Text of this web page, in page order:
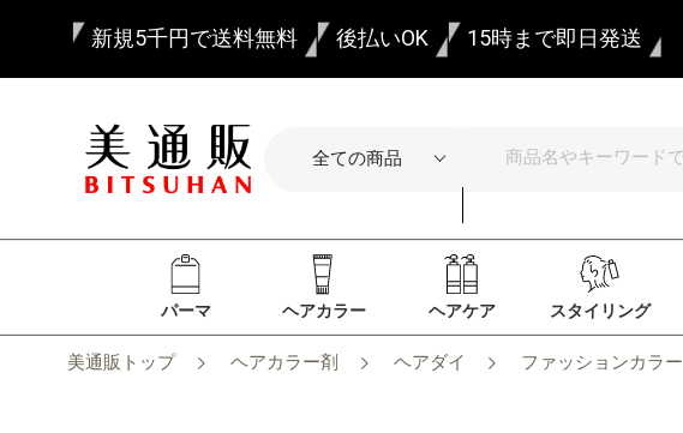
新規5千円で送料無料 後払いOK 15時まで即日発送
パーマ ヘアカラー ヘアケア スタイリング
美通販トップ ヘアカラー剤 ヘアダイ ファッションカラー